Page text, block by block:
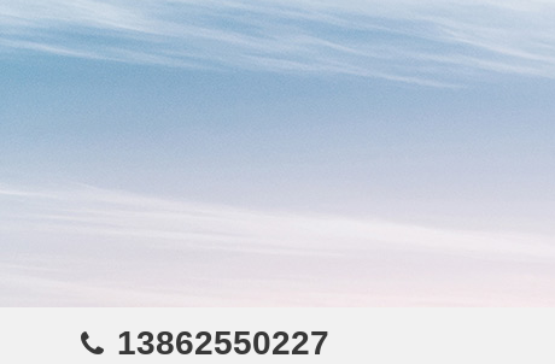
13862550227